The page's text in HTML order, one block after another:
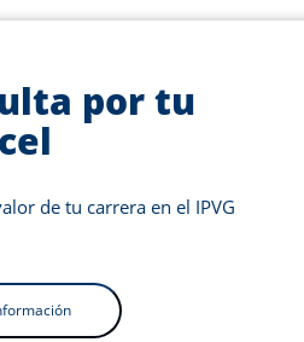
por tu
de tu carrera en el IPVG